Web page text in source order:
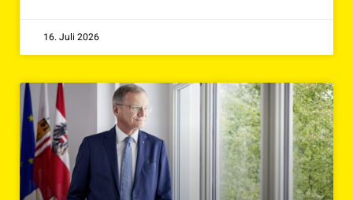
16. Juli 2026